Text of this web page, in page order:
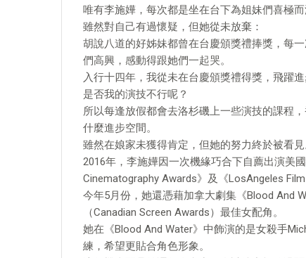
唯有李施嬅，每次都是坐在台下為姐妹們喜極而
雖然對自己有過懷疑，但她從未放棄：
胡說八道的好姊妹都曾在台慶頒獎禮捧獎，每
們高興，感動得跟她們一起哭。
入行十四年，我從未在台慶頒獎禮得獎，飛躍
是否我的演技不行呢？
所以每逢放假都會去洛杉磯上一些演技的課程
什麼進步空間。
雖然在娘家未獲得肯定，但她的努力終於被看見
2016年，李施嬅因一次機緣巧合下自薦出演美
Cinematography Awards》及《LosAngeles
今年5月份，她還憑藉加拿大劇集《Blood And
（Canadian Screen Awards）最佳女配角。
她在《Blood And Water》中飾演的是女殺手
練，希望更貼合角色形象。